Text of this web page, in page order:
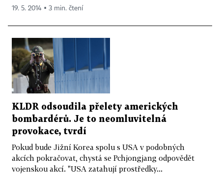
19. 5. 2014 ▪ 3 min. čtení
KLDR odsoudila přelety amerických
bombardérů. Je to neomluvitelná
provokace, tvrdí
Pokud bude Jižní Korea spolu s USA v podobných
akcích pokračovat, chystá se Pchjongjang odpovědět
vojenskou akcí. "USA zatahují prostředky...